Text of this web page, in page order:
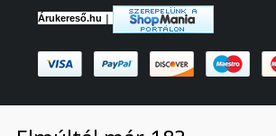
Árukereső.hu |